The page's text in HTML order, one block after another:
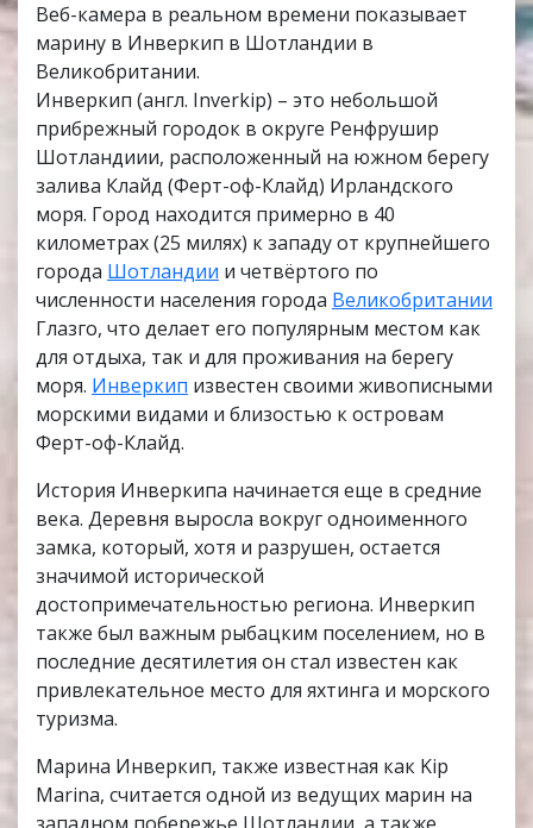
Веб-камера в реальном времени показывает
марину в Инверкип в Шотландии в
Великобритании.
Инверкип (англ. Inverkip) – это небольшой
прибрежный городок в округе Ренфрушир
Шотландиии, расположенный на южном берегу
залива Клайд (Ферт-оф-Клайд) Ирландского
моря. Город находится примерно в 40
километрах (25 милях) к западу от крупнейшего
города Шотландии и четвёртого по
численности населения города Великобритании
Глазго, что делает его популярным местом как
для отдыха, так и для проживания на берегу
моря. Инверкип известен своими живописными
морскими видами и близостью к островам
Ферт-оф-Клайд.
История Инверкипа начинается еще в средние
века. Деревня выросла вокруг одноименного
замка, который, хотя и разрушен, остается
значимой исторической
достопримечательностью региона. Инверкип
также был важным рыбацким поселением, но в
последние десятилетия он стал известен как
привлекательное место для яхтинга и морского
туризма.
Марина Инверкип, также известная как Kip
Marina, считается одной из ведущих марин на